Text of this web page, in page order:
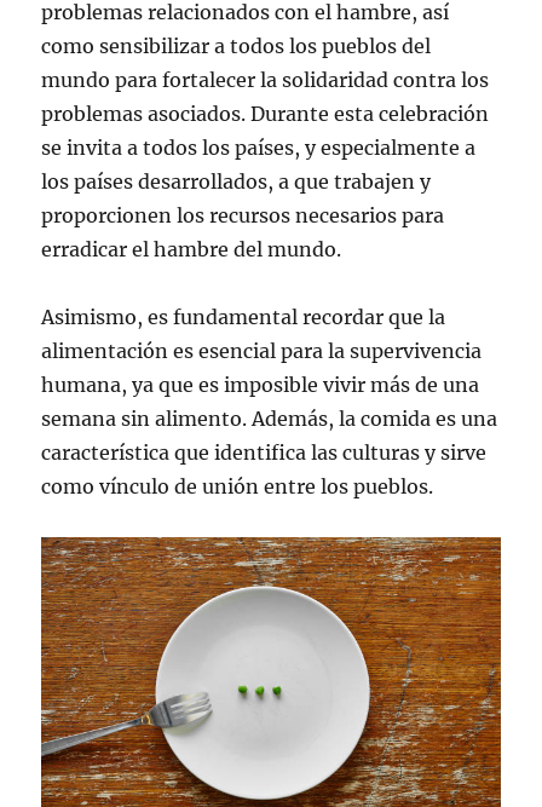
problemas relacionados con el hambre, así
como sensibilizar a todos los pueblos del
mundo para fortalecer la solidaridad contra los
problemas asociados. Durante esta celebración
se invita a todos los países, y especialmente a
los países desarrollados, a que trabajen y
proporcionen los recursos necesarios para
erradicar el hambre del mundo.
Asimismo, es fundamental recordar que la
alimentación es esencial para la supervivencia
humana, ya que es imposible vivir más de una
semana sin alimento. Además, la comida es una
característica que identifica las culturas y sirve
como vínculo de unión entre los pueblos.